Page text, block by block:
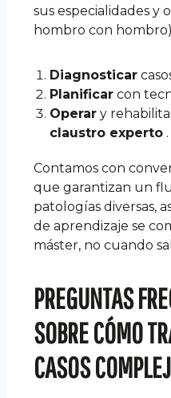
sus especialidades y
hombro con
Diagnosticar
Planificar con
Operar y
claustro experto .
Contamos con
que garantizan un
patologías diversas,
de aprendizaje se
máster, no cuando
PREGUNTAS
SOBRE CÓMO
CASOS